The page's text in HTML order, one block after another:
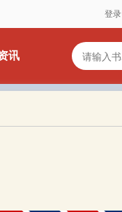
登录
讯